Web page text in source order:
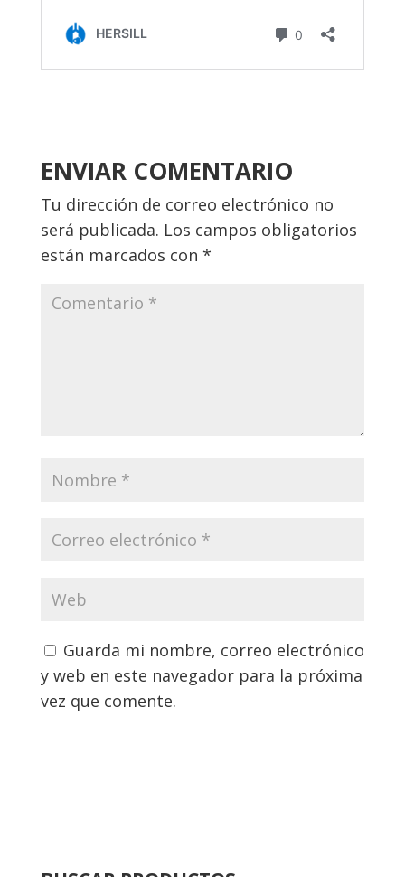
ENVIAR COMENTARIO
Tu dirección de correo electrónico no
será publicada. Los campos obligatorios
están marcados con *
Guarda mi nombre, correo electrónico
y web en este navegador para la próxima
vez que comente.